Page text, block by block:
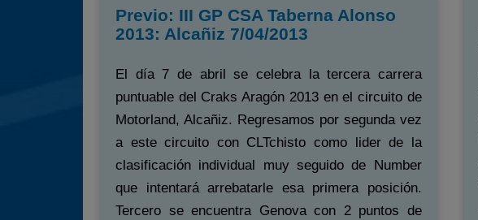
Previo: III GP CSA Taberna Alonso
2013: Alcañiz 7/04/2013
El día 7 de abril se celebra la tercera carrera
puntuable del Craks Aragón 2013 en el circuito de
Motorland, Alcañiz. Regresamos por segunda vez
a este circuito con CLTchisto como lider de la
clasificación individual muy seguido de Number
que intentará arrebatarle esa primera posición.
Tercero se encuentra Genova con 2 puntos de